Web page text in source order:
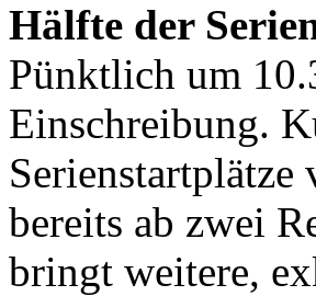
Hälfte der
Pünktlich um
Einschreibung.
bereits ab zwei
bringt weitere,